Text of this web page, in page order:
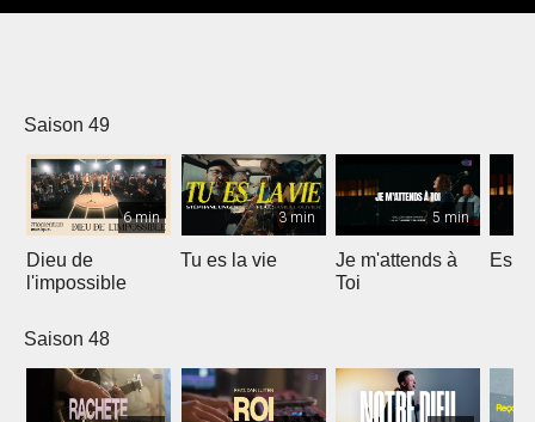
Saison 49
6 min
Dieu de
l'impossible
3 min
Tu es la vie
5 min
Je m'attends à
Toi
Saison 48